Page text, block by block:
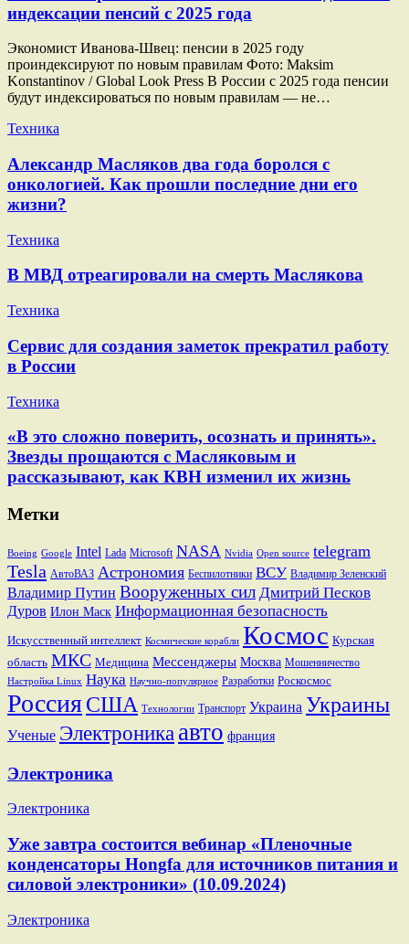
индексации пенсий с 2025 года
Экономист Иванова-Швец: пенсии в 2025 году
проиндексируют по новым правилам Фото: Maksim
Konstantinov / Global Look Press В России с 2025 года пенсии
будут индексироваться по новым правилам — не…
Техника
Александр Масляков два года боролся с
онкологией. Как прошли последние дни его
жизни?
Техника
В МВД отреагировали на смерть Маслякова
Техника
Сервис для создания заметок прекратил работу
в России
Техника
«В это сложно поверить, осознать и принять».
Звезды прощаются с Масляковым и
рассказывают, как КВН изменил их жизнь
Метки
Boeing Google Intel Lada Microsoft NASA Nvidia Open source telegram
Tesla АвтоВАЗ Астрономия Беспилотники ВСУ Владимир Зеленский
Владимир Путин Вооруженных сил Дмитрий Песков
Дуров Илон Маск Информационная безопасность
Искусственный интеллект Космические корабли Космос Курская
область МКС Медицина Мессенджеры Москва Мошенничество
Настройка Linux Наука Научно-популярное Разработки Роскосмос
РоссияСША Технологии Транспорт Украина Украины
Ученые Электроника авто франция
Электроника
Электроника
Уже завтра состоится вебинар «Пленочные
конденсаторы Hongfa для источников питания и
силовой электроники» (10.09.2024)
Электроника